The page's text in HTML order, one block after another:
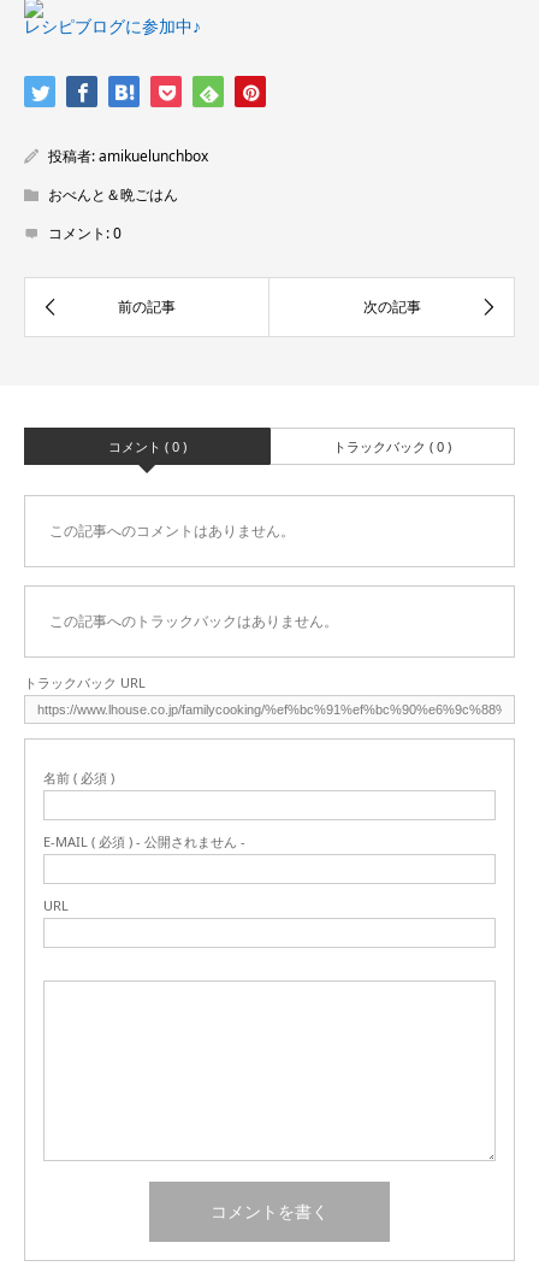
レシピブログに参加中♪
投稿者:amikuelunchbox
おべんと＆晩ごはん
コメント:0
コメント ( 0 ) トラックバック ( 0 )
この記事へのコメントはありません。
この記事へのトラックバックはありません。
トラックバック URL
名前 ( 必須 )
E-MAIL ( 必須 ) - 公開されません -
URL